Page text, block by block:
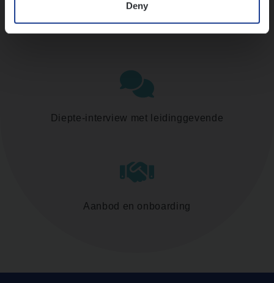
Deny
Diepte-interview met leidinggevende
Aanbod en onboarding